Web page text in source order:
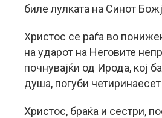
биле лулката на Синот
Христос се раѓа во
на ударот на Неговите
почнувајќи од Ирода, кој
душа, погуби
Христос, браќа и сестри,